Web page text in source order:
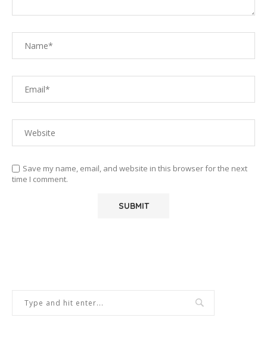
Save my name, email, and website in this browser for the next
time I comment.